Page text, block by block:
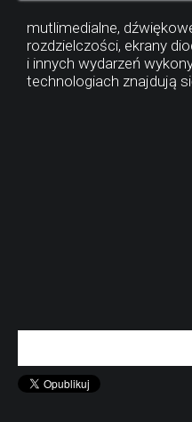
mutlimedialne,
rozdzielczości, ekrany
i innych wydarzeń
technologiach znajdują